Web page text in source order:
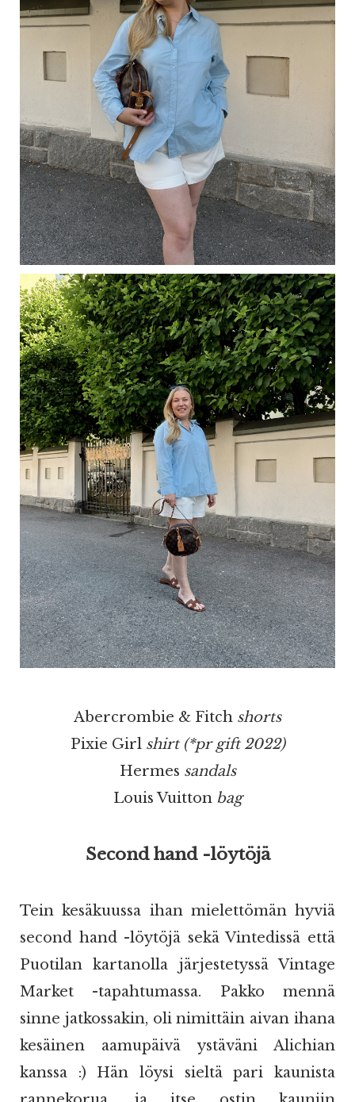
Abercrombie & Fitch shorts
Pixie Girl shirt (*pr gift 2022)
Hermes sandals
Louis Vuitton bag
Second hand -löytöjä
Tein kesäkuussa ihan mielettömän hyviä
second hand -löytöjä sekä Vintedissä että
Puotilan kartanolla järjestetyssä Vintage
Market -tapahtumassa. Pakko mennä
sinne jatkossakin, oli nimittäin aivan ihana
kesäinen aamupäivä ystäväni Alichian
kanssa :) Hän löysi sieltä pari kaunista